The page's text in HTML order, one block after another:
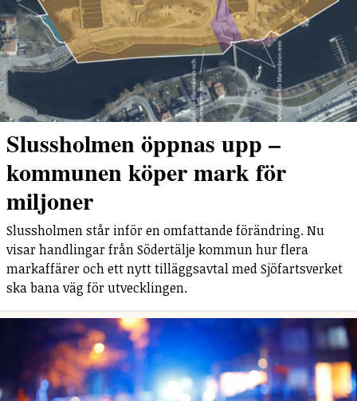
Slussholmen öppnas upp –
kommunen köper mark för
miljoner
Slussholmen står inför en omfattande förändring. Nu
visar handlingar från Södertälje kommun hur flera
markaffärer och ett nytt tilläggsavtal med Sjöfartsverket
ska bana väg för utvecklingen.